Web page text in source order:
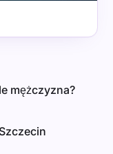
mężczyzna?